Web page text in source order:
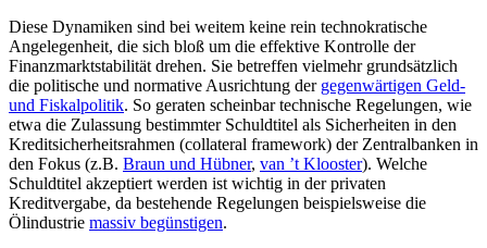
Diese Dynamiken sind bei weitem keine rein technokratische
Angelegenheit, die sich bloß um die effektive Kontrolle der
Finanzmarktstabilitӓt drehen. Sie betreffen vielmehr grundsätzlich
die politische und normative Ausrichtung der gegenwärtigen Geld-
und Fiskalpolitik. So geraten scheinbar technische Regelungen, wie
etwa die Zulassung bestimmter Schuldtitel als Sicherheiten in den
Kreditsicherheitsrahmen (collateral framework) der Zentralbanken in
den Fokus (z.B. Braun und Hübner, van ’t Klooster). Welche
Schuldtitel akzeptiert werden ist wichtig in der privaten
Kreditvergabe, da bestehende Regelungen beispielsweise die
Ölindustrie massiv begünstigen.